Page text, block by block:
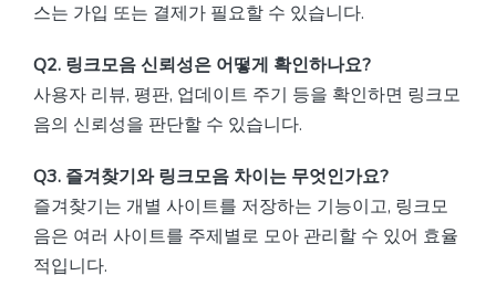
스는 가입 또는 결제가 필요할 수 있습니다.
Q2. 링크모음 신뢰성은 어떻게 확인하나요?
사용자 리뷰, 평판, 업데이트 주기 등을 확인하면 링크모
음의 신뢰성을 판단할 수 있습니다.
Q3. 즐겨찾기와 링크모음 차이는 무엇인가요?
즐겨찾기는 개별 사이트를 저장하는 기능이고, 링크모
음은 여러 사이트를 주제별로 모아 관리할 수 있어 효율
적입니다.